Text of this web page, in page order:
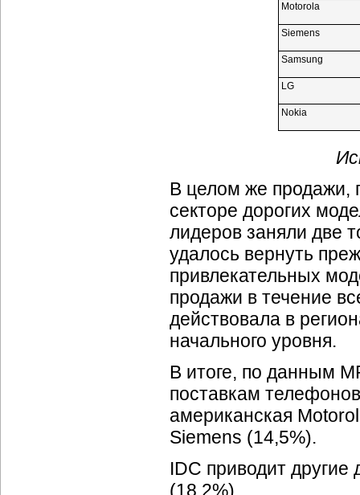
Motorola
Siemens
Samsung
LG
Nokia
В целом же продажи,
секторе дорогих
лидеров заняли две
удалось вернуть
привлекательных
продажи в течение
действовала в
начального уровня.
В итоге, по данным
поставкам
американская
Siemens (14,5%).
IDC приводит
(18,2%).